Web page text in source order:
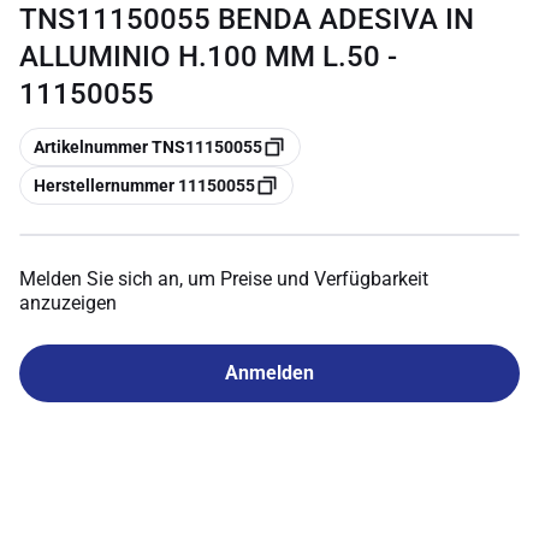
TNS11150055 BENDA ADESIVA IN
ALLUMINIO H.100 MM L.50 -
11150055
Kopieren
Artikelnummer TNS11150055
Kopieren
Herstellernummer 11150055
Melden Sie sich an, um Preise und Verfügbarkeit
anzuzeigen
Anmelden